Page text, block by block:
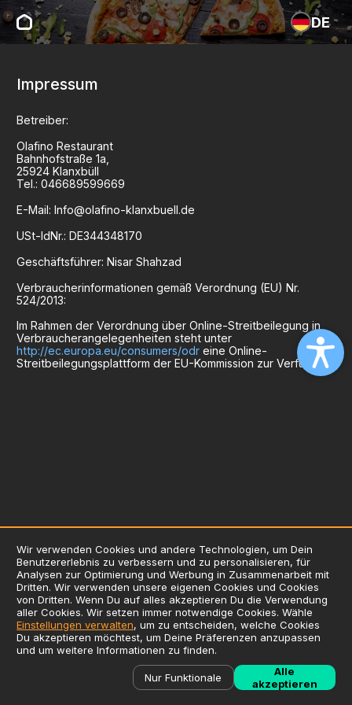
DE
Impressum
Betreiber:
Olafino Restaurant
Bahnhofstraße 1a
25924 Klanxbüll
Tel.: 046689599669
E-Mail: Info@olafino-klanxbuell.de
USt-IdNr.: DE344348170
Geschäftsführer: Nisar Shahzad
Verbraucherinformationen gemäß Verordnung (EU) Nr.
524/2013:
Im Rahmen der Verordnung über Online-Streitbeilegung in
Verbraucherangelegenheiten steht unter
http://ec.europa.eu/consumers/odr eine Online-
Streitbeilegungsplattform der EU-Kommission zur Verfügung.
AGB
Datenschutzerklärung
Impressum
Verwendung von Cookies
Zusatzstoffliste / Allergene
©
Wir verwenden Cookies und andere Technologien, um Dein
Benutzererlebnis zu verbessern und zu personalisieren, für
Analysen zur Optimierung und Werbung in Zusammenarbeit mit
Dritten. Wir verwenden unsere eigenen Cookies und Cookies
von Dritten. Wenn Du auf alles akzeptieren Du die Verwendung
aller Cookies. Wir setzen immer notwendige Cookies. Wähle
Einstellungen verwalten, um zu entscheiden, welche Cookies
Du akzeptieren möchtest, um Deine Präferenzen anzupassen
und um weitere Informationen zu finden.
Nur Funktionale
Alle
akzeptieren